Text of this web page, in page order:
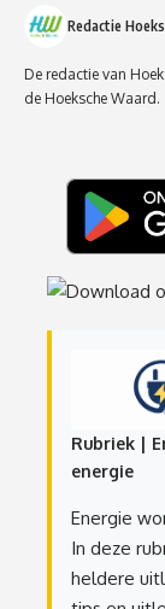
Redactie
De redactie van
de Hoeksche Waard.
Rubriek |
energie
Energie
In deze
heldere